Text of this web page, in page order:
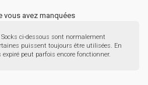
avez manquées
ci-dessous sont normalement
puissent toujours être utilisées. En
peut parfois encore fonctionner.